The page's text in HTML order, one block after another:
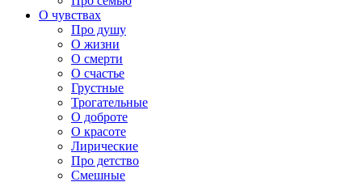
О чувствах
Про душу
О жизни
О смерти
О счастье
Грустные
Трогательные
О доброте
О красоте
Лирические
Про детство
Смешные